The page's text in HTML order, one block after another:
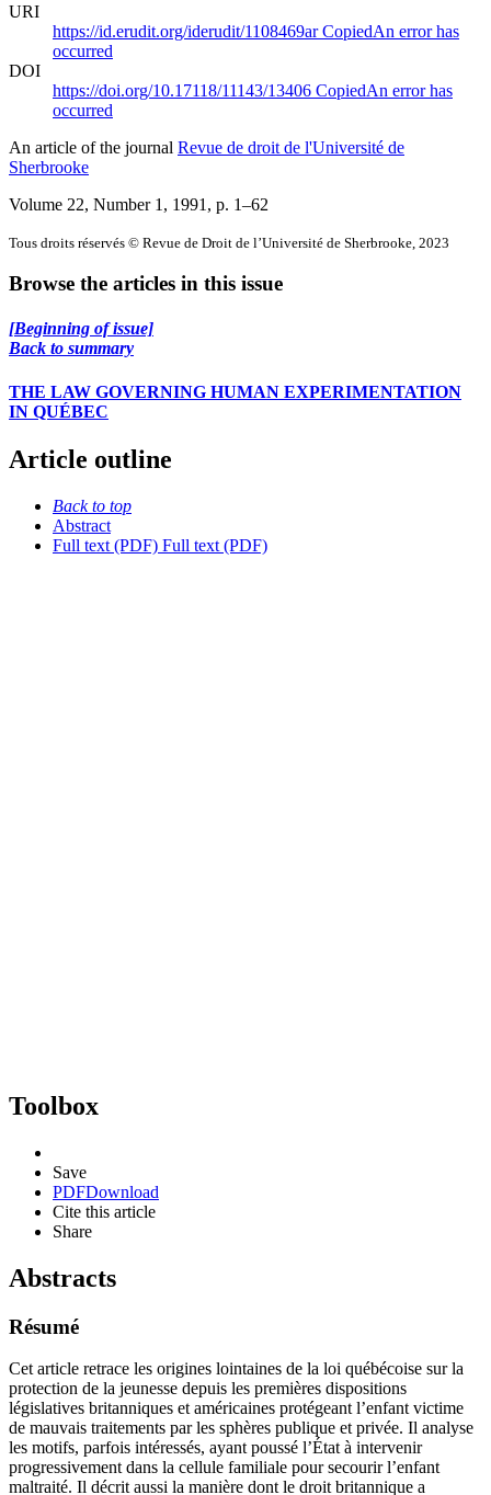
URI
https://id.erudit.org/iderudit/1108469arCopiedAn error has
occurred
DOI
https://doi.org/10.17118/11143/13406 CopiedAn error has
occurred
An article of the journal Revue de droit de l'Université de
Sherbrooke
Volume 22, Number 1, 1991 , p. 1–62
Tous droits réservés © Revue de Droit de l’Université de Sherbrooke, 2023
Browse the articles in this issue
[Beginning of issue]
Back to summary
THE LAW GOVERNING HUMAN EXPERIMENTATION
IN QUÉBEC
Article outline
Back to top
Abstract
Full text (PDF) Full text (PDF)
Toolbox
Save
PDFDownload
Cite this article
Share
Abstracts
Résumé
Cet article retrace les origines lointaines de la loi québécoise sur la
protection de la jeunesse depuis les premières dispositions
législatives britanniques et américaines protégeant l’enfant victime
de mauvais traitements par les sphères publique et privée. Il analyse
les motifs, parfois intéressés, ayant poussé l’État à intervenir
progressivement dans la cellule familiale pour secourir l’enfant
maltraité. Il décrit aussi la manière dont le droit britannique a